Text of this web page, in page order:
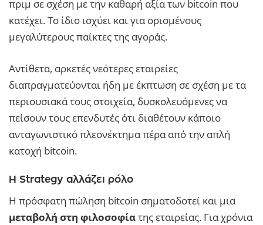
πριμ σε σχέση με την καθαρή αξία των bitcoin που
κατέχει. Το ίδιο ισχύει και για ορισμένους
μεγαλύτερους παίκτες της αγοράς.
Αντίθετα, αρκετές νεότερες εταιρείες
διαπραγματεύονται ήδη με έκπτωση σε σχέση με τα
περιουσιακά τους στοιχεία, δυσκολευόμενες να
πείσουν τους επενδυτές ότι διαθέτουν κάποιο
ανταγωνιστικό πλεονέκτημα πέρα από την απλή
κατοχή bitcoin.
Η Strategy αλλάζει ρόλο
Η πρόσφατη πώληση bitcoin σηματοδοτεί και μια
μεταβολή στη φιλοσοφίατης εταιρείας. Για χρόνια